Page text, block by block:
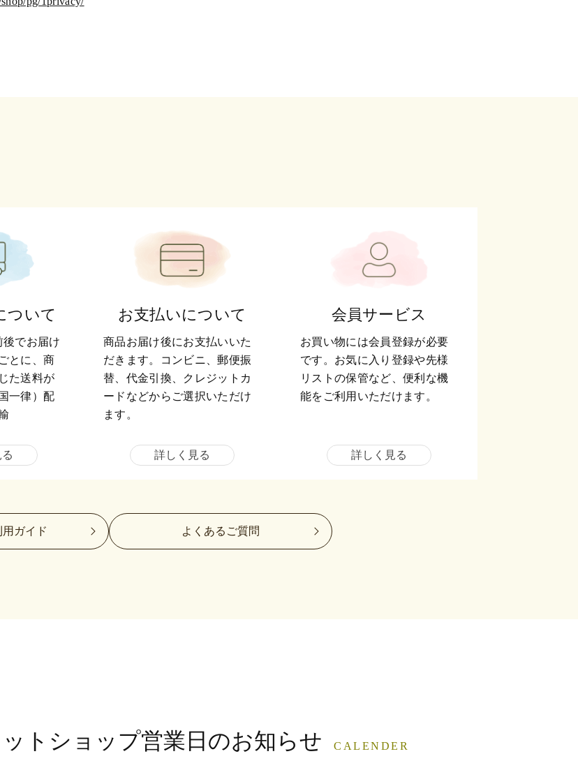
ついて
後でお届け
とに、商
た送料が
一律）配
お支払いについて
商品お届け後にお支払いいた
だきます。コンビニ、郵便振
替、代金引換、クレジットカ
ードなどからご選択いただけ
ます。
詳しく見る
会員サービス
お買い物には会員登録が必要
です。お気に入り登録や先様
リストの保管など、便利な機
能をご利用いただけます。
詳しく見る
ガイド よくあるご質問
トショップ営業日 のお知らせ CALENDER